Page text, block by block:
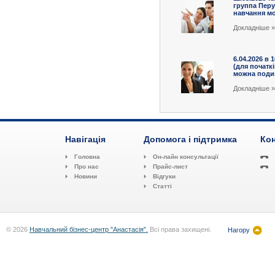
группа
навчання
Докладніше »
6.04.2026 в
(для
можна
Докладніше »
Навігація
Головна
Про нас
Новини
Допомога і підтримка
Он-лайн консультації
Прайс-лист
Відгуки
Статті
© 2026 Навчальний бізнес-центр "Анастасія". Всі права захищені. Нагору